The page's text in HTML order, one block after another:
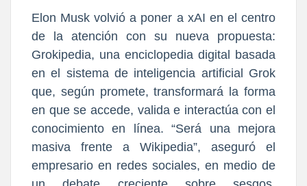
Elon Musk volvió a poner a xAI en el centro
de la atención con su nueva propuesta:
Grokipedia, una enciclopedia digital basada
en el sistema de inteligencia artificial Grok
que, según promete, transformará la forma
en que se accede, valida e interactúa con el
conocimiento en línea. “Será una mejora
masiva frente a Wikipedia”, aseguró el
empresario en redes sociales, en medio de